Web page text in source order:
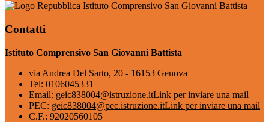
Istituto Comprensivo San Giovanni Battista
Contatti
Istituto Comprensivo San Giovanni Battista
via Andrea Del Sarto, 20 - 16153 Genova
Tel: 0106045331
Email: geic838004@istruzione.itLink per inviare una mail
PEC: geic838004@pec.istruzione.itLink per inviare una mail
C.F.: 92020560105